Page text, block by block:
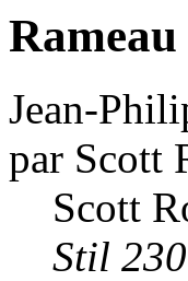
Jean-
par Scott
Scott
Stil